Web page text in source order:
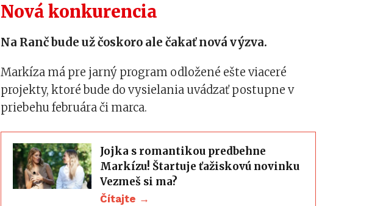
Nová konkurencia
Na Ranč bude už čoskoro ale čakať nová výzva.
Markíza má pre jarný program odložené ešte viaceré
projekty, ktoré bude do vysielania uvádzať postupne v
priebehu februára či marca.
Jojka s romantikou predbehne
Markízu! Štartuje ťažiskovú novinku
Vezmeš si ma?
Čítajte →